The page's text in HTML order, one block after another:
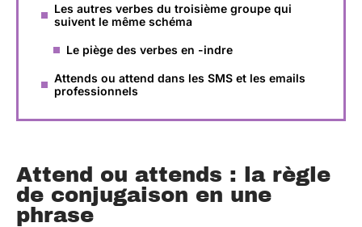
Les autres verbes du troisième groupe qui
suivent le même schéma
Le piège des verbes en -indre
Attends ou attend dans les SMS et les emails
professionnels
Attend ou attends : la règle
de conjugaison en une
phrase